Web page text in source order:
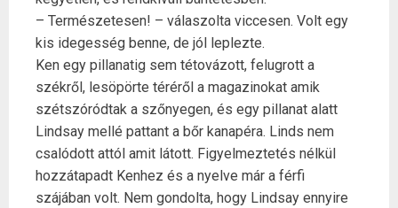
– Természetesen! – válaszolta viccesen. Volt egy
kis idegesség benne, de jól leplezte.
Ken egy pillanatig sem tétovázott, felugrott a
székről, lesöpörte téréről a magazinokat amik
szétszóródtak a szőnyegen, és egy pillanat alatt
Lindsay mellé pattant a bőr kanapéra. Linds nem
csalódott attól amit látott. Figyelmeztetés nélkül
hozzátapadt Kenhez és a nyelve már a férfi
szájában volt. Nem gondolta, hogy Lindsay ennyire